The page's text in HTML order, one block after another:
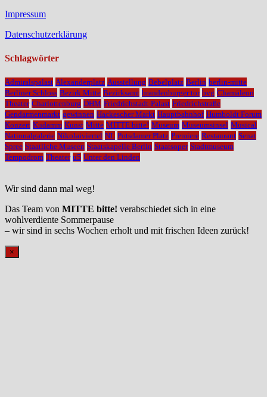
Impressum
Datenschutzerklärung
Schlagwörter
Admiralspalast Alexanderplatz Ausstellung Bebelplatz Berlin berlin-mitte
Berliner Schloss Bezirk Mitte Bezirksamt brandenburger tor bvg Chamäleon
Theater Charlottenburg DHM Friedrichstadt-Palast Friedrichstraße
Gendarmenmarkt gewinnen Hackescher Markt Hauptbahnhof Humboldt Forum
Konzert Kudamm Kunst Mitte MITTE bitte! Museum Museumsinsel Musical
Nationalgalerie Nikolaiviertel NL Potsdamer Platz Premiere Restaurant Senat
Spree Staatliche Museen Staatskapelle Berlin Staatsoper Stadtmuseum
Tempodrom Theater u5 Unter den Linden
Wir sind dann mal weg!
Das Team von MITTE bitte! verabschiedet sich in eine
wohlverdiente Sommerpause
– wir sind in sechs Wochen erholt und mit frischen Ideen zurück!
×